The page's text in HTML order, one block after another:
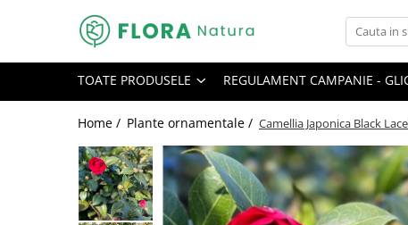
TOATE PRODUSELE REGULAMENT CAMPANIE -
Home / Plante ornamentale / Camellia Japonica Black